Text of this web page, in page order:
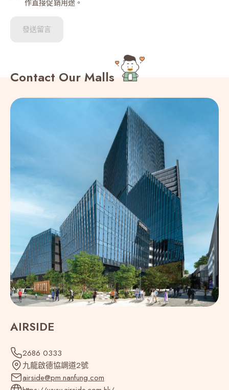
Saint Vincent and the Grenadines (1784)
Samoa (685)
São Tomé and Príncipe (São Tomé e Príncipe) (239)
Saudi Arabia (‫المملكة العربية السعودية‬‎) (966)
Senegal (Sénégal) (221)
Serbia (Србија) (381)
Seychelles (248)
Sierra Leone (232)
Singapore (65)
Sint Maarten (1721)
Slovakia (Slovensko) (421)
作直接促銷用途。
發送留言
Contact Our Malls
AIRSIDE
2686 0333
九龍啟德協調道2號
airside@pm.nanfung.com